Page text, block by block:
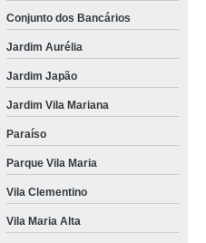
marcar Parque da Lapa
Brasil
Elísios
Noca
ansiedade Jundiaí
Brooklin Velho
Piracicaba
Conjunto dos Bancários
Jardim Aurélia
Jardim Japão
Jardim Vila Mariana
Paraíso
Parque Vila Maria
Vila Clementino
Vila Maria Alta